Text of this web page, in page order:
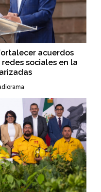
acuerdos
sociales en la